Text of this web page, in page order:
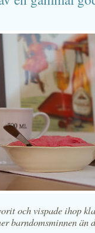
och vispade ihop
barndomsminnen än